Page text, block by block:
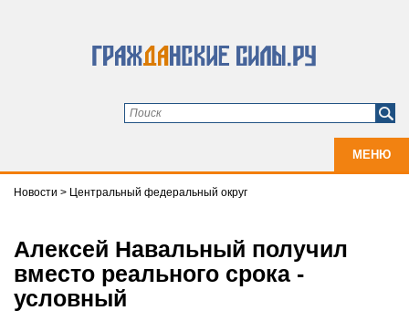
МЕНЮ
Новости > Центральный федеральный округ
Алексей Навальный получил
вместо реального срока -
условный